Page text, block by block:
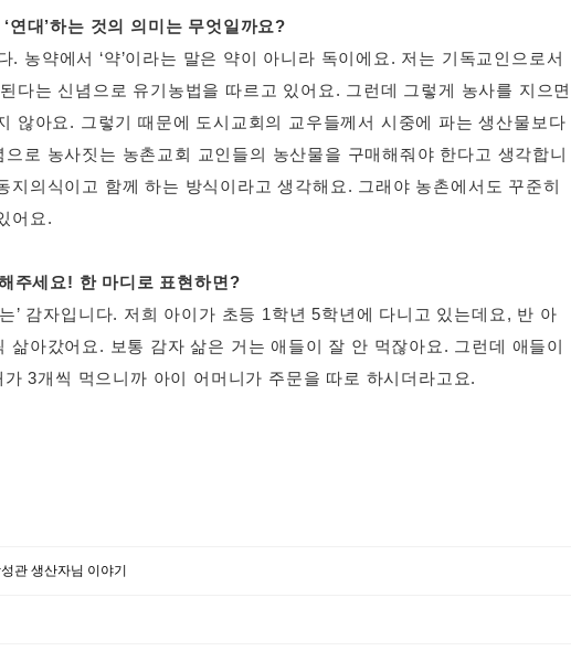
연대’하는 것의 의미는 무엇일까요?
. 농약에서 ‘약’이라는 말은 약이 아니라 독이에요. 저는 기독교인으로서
다는 신념으로 유기농법을 따르고 있어요. 그런데 그렇게 농사를 지으면
않아요. 그렇기 때문에 도시교회의 교우들께서 시중에 파는 생산물보다
로 농사짓는 농촌교회 교인들의 농산물을 구매해줘야 한다고 생각합니
지의식이고 함께 하는 방식이라고 생각해요. 그래야 농촌에서도 꾸준히
어요.
주세요! 한 마디로 표현하면?
’ 감자입니다. 저희 아이가 초등 1학년 5학년에 다니고 있는데요, 반 아
삶아갔어요. 보통 감자 삶은 거는 애들이 잘 안 먹잖아요. 그런데 애들이
3개씩 먹으니까 아이 어머니가 주문을 따로 하시더라고요.
관 생산자님 이야기